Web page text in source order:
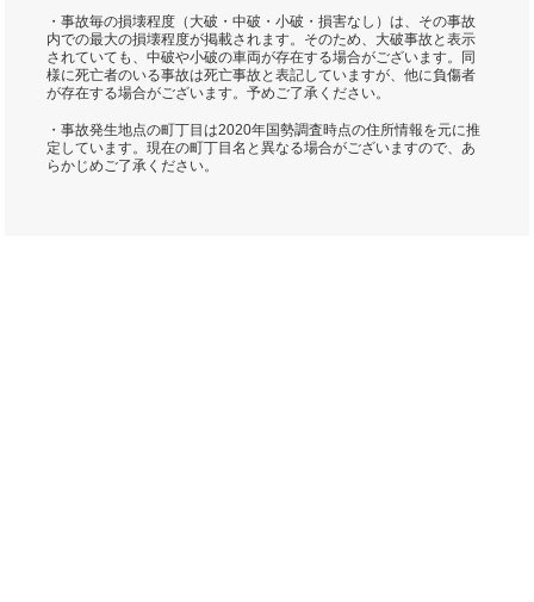
・事故毎の損壊程度（大破・中破・小破・損害なし）は、その事故
内での最大の損壊程度が掲載されます。そのため、大破事故と表示
されていても、中破や小破の車両が存在する場合がございます。同
様に死亡者のいる事故は死亡事故と表記していますが、他に負傷者
が存在する場合がございます。予めご了承ください。
・事故発生地点の町丁目は2020年国勢調査時点の住所情報を元に推
定しています。現在の町丁目名と異なる場合がございますので、あ
らかじめご了承ください。